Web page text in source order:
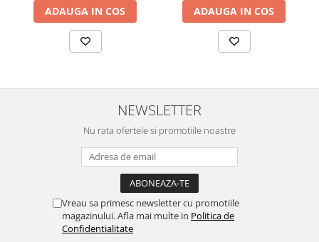
ADAUGA IN COS ADAUGA IN COS
NEWSLETTER
Nu rata ofertele si promotiile noastre
Vreau sa primesc newsletter cu promotiile
magazinului. Afla mai multe in Politica de
Confidentialitate